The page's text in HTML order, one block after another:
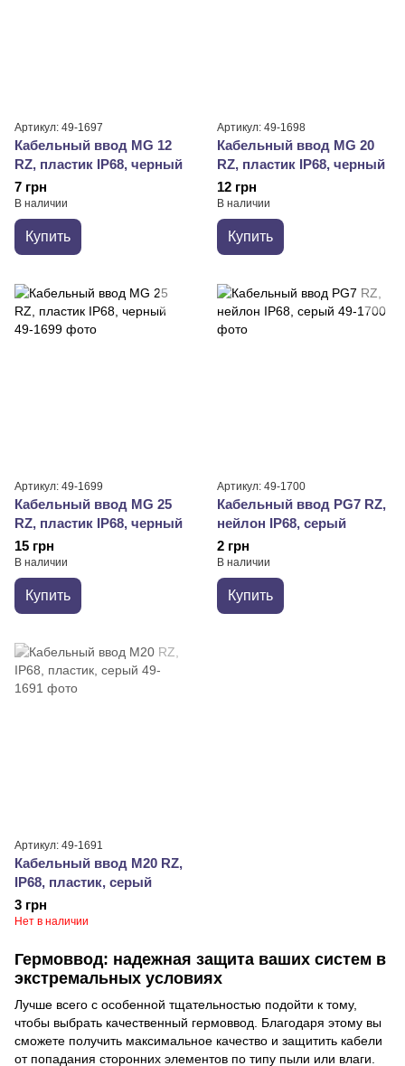
Артикул: 49-1697
Кабельный ввод MG 12
RZ, пластик IP68, черный
7 грн
В наличии
Купить
Артикул: 49-1698
Кабельный ввод MG 20
RZ, пластик IP68, черный
12 грн
В наличии
Купить
Артикул: 49-1699
Кабельный ввод MG 25
RZ, пластик IP68, черный
15 грн
В наличии
Купить
Артикул: 49-1700
Кабельный ввод PG7 RZ,
нейлон IP68, серый
2 грн
В наличии
Купить
Артикул: 49-1691
Кабельный ввод М20 RZ,
IP68, пластик, серый
3 грн
Нет в наличии
Гермоввод: надежная защита ваших систем в
экстремальных условиях
Лучше всего с особенной тщательностью подойти к тому,
чтобы выбрать качественный гермоввод. Благодаря этому вы
сможете получить максимальное качество и защитить кабели
от попадания сторонних элементов по типу пыли или влаги.